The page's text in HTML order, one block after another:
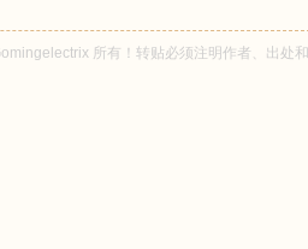
所有！转贴必须注明作者、出处和